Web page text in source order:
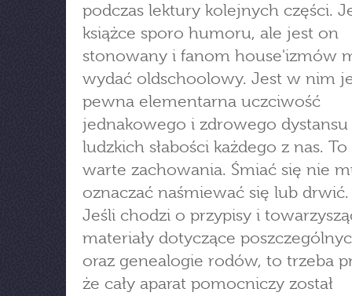
podczas lektury kolejnych części.
książce sporo humoru, ale jest on
stonowany i fanom house'izmów
wydać oldschoolowy. Jest w nim
pewna elementarna uczciwość
jednakowego i zdrowego dystansu
ludzkich słabości każdego z nas.
warte zachowania. Śmiać się nie
oznaczać naśmiewać się lub drwić.
Jeśli chodzi o przypisy i
materiały dotyczące
oraz genealogie rodów, to trzeba
że cały aparat pomocniczy został